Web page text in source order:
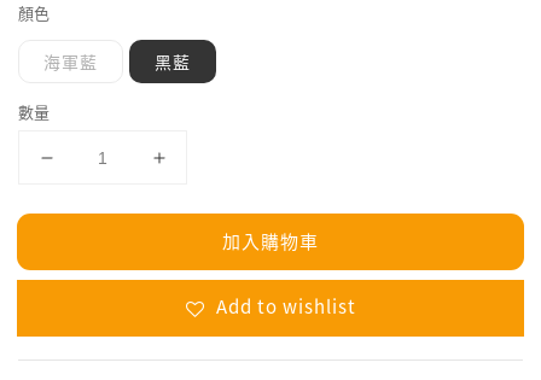
顏色
海軍藍 黑藍
數量
加入購物車
Add to wishlist